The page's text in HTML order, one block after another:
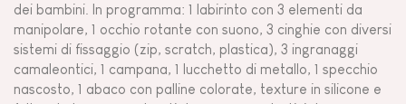
dei bambini. In programma: 1 labirinto con 3 elementi da
manipolare, 1 occhio rotante con suono, 3 cinghie con diversi
sistemi di fissaggio (zip, scratch, plastica), 3 ingranaggi
camaleontici, 1 campana, 1 lucchetto di metallo, 1 specchio
nascosto, 1 abaco con palline colorate, texture in silicone e